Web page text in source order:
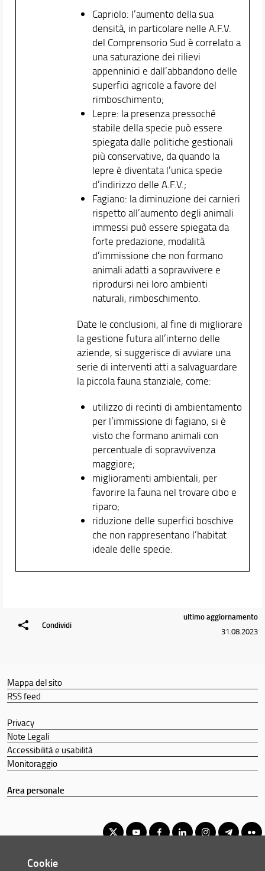
Capriolo: l’aumento della sua
densità, in particolare nelle A.F.V.
del Comprensorio Sud è correlato a
una saturazione dei rilievi
appenninici e dall’abbandono delle
superfici agricole a favore del
rimboschimento;
Lepre: la presenza pressoché
stabile della specie può essere
spiegata dalle politiche gestionali
più conservative, da quando la
lepre è diventata l’unica specie
d’indirizzo delle A.F.V.;
Fagiano: la diminuzione dei carnieri
rispetto all’aumento degli animali
immessi può essere spiegata da
forte predazione, modalità
d’immissione che non formano
animali adatti a sopravvivere e
riprodursi nei loro ambienti
naturali, rimboschimento.
Date le conclusioni, al fine di migliorare
la gestione futura all’interno delle
aziende, si suggerisce di avviare una
serie di interventi atti a salvaguardare
la piccola fauna stanziale, come:
utilizzo di recinti di ambientamento
per l’immissione di fagiano, si è
visto che formano animali con
percentuale di sopravvivenza
maggiore;
miglioramenti ambientali, per
favorire la fauna nel trovare cibo e
riparo;
riduzione delle superfici boschive
che non rappresentano l’habitat
ideale delle specie.
Condividi
ultimo aggiornamento
31.08.2023
Mappa del sito
RSS feed
Privacy
Note Legali
Accessibilità e usabilità
Monitoraggio
Area personale
Cookie